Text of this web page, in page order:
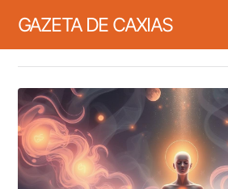
GAZETA DE CAXIAS